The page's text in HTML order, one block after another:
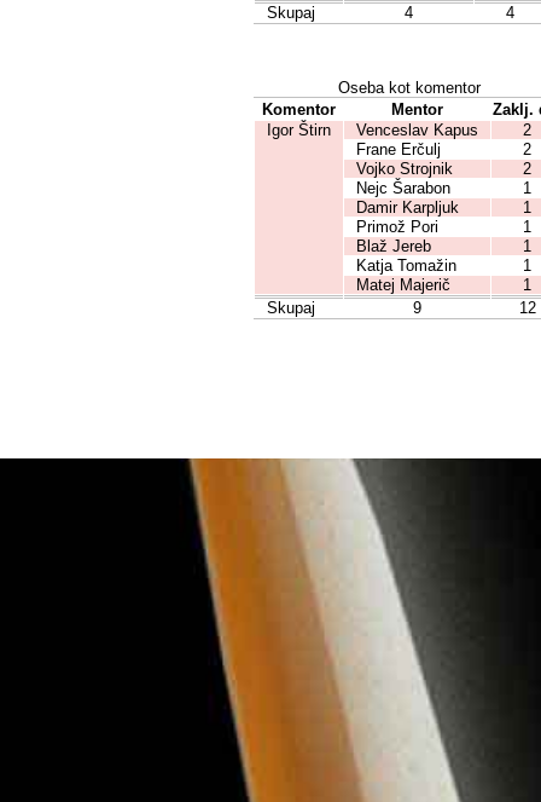
Skupaj
4 4
Oseba kot komentor
Komentor
Mentor
Zaklj.
Igor Štirn
Venceslav Kapus
2
Frane Erčulj
2
Vojko Strojnik
2
Nejc Šarabon
1
Damir Karpljuk
1
Primož Pori
1
Blaž Jereb
1
Katja Tomažin
1
Matej Majerič
1
Skupaj
9 12